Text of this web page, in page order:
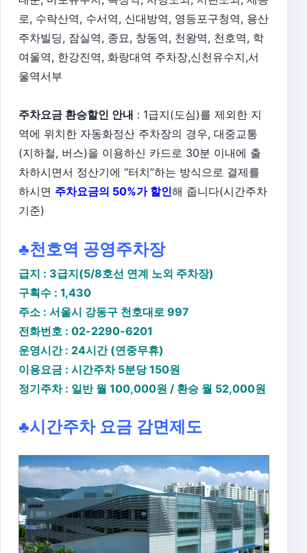
로, 수락산역, 수서역, 신대방역, 영등포구청역, 용산
주차빌딩, 잠실역, 종묘, 창동역, 천왕역, 천호역, 학
여울역, 한강진역, 화랑대역 주차장,신천유수지,서
울역서부
주차요금 환승할인 안내 : 1급지(도심)를 제외한 지
역에 위치한 자동화정산 주차장의 경우, 대중교통
(지하철, 버스)을 이용하신 카드로 30분 이내에 출
차하시면서 정산기에 “터치”하는 방식으로 결제를
하시면 주차요금의 50%가 할인해 줍니다(시간주차
기준)
♣천호역 공영주차장
급지 : 3급지(5/8호선 연계 노외 주차장)
구획수 : 1,430
주소 : 서울시 강동구 천호대로 997
전화번호 : 02-2290-6201
운영시간 : 24시간 (연중무휴)
이용요금 : 시간주차 5분당 150원
정기주차 : 일반 월 100,000원 / 환승 월 52,000원
♣시간주차 요금 감면제도